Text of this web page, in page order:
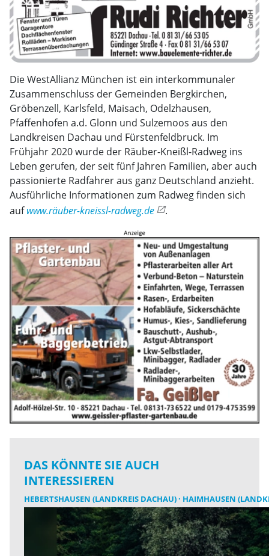
Die WestAllianz München ist ein interkommunaler
Zusammenschluss der Gemeinden Bergkirchen,
Gröbenzell, Karlsfeld, Maisach, Odelzhausen,
Pfaffenhofen a.d. Glonn und Sulzemoos aus den
Landkreisen Dachau und Fürstenfeldbruck. Im
Frühjahr 2020 wurde der Räuber-Kneißl-Radweg ins
Leben gerufen, der seit fünf Jahren Familien, aber auch
passionierte Radfahrer aus ganz Deutschland anzieht.
Ausführliche Informationen zum Radweg finden sich
aufwww.räuber-kneissl-radweg.de .
DAS KÖNNTE SIE AUCH
INTERESSIEREN
HEBERTSHAUSEN (LANDKREIS DACHAU) HAIMHAUSEN